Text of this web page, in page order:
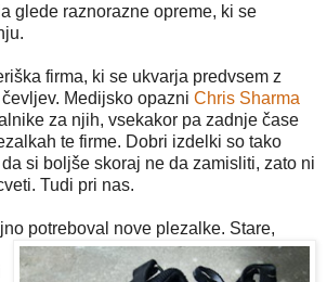
glede raznorazne opreme, ki se
firma, ki se ukvarja predvsem z
Medijsko opazni Chris Sharma
za njih, vsekakor pa zadnje čase
te firme. Dobri izdelki so tako
si boljše skoraj ne da zamisliti, zato ni
Tudi pri nas.
potreboval nove plezalke. Stare,